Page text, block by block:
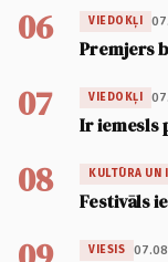
06 VIEDOKĻI
Premjers
07 VIEDOKĻI
Ir iemesls
08 KULTŪRA UN
Festivāls
VIESIS